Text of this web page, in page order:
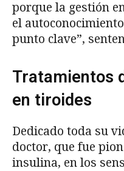
porque la gestión
el
punto clave”,
Tratamientos
en tiroides
Dedicado toda su
doctor, que fue
insulina, en los